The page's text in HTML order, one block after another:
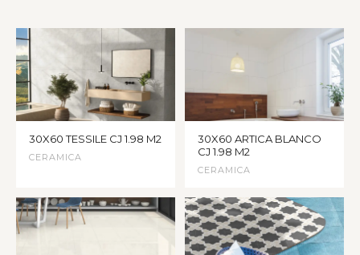
30X60 TESSILE CJ 1.98 M2
CERAMICA
30X60 ARTICA BLANCO
CJ 1.98 M2
CERAMICA